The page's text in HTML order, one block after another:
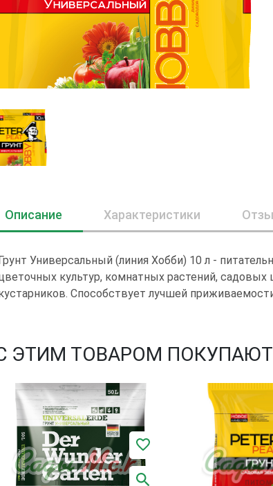
Описание Характеристики
Универсальный (линия Хобби) 10 л -
культур, комнатных растений,
Способствует лучшей
ЭТИМ ТОВАРОМ